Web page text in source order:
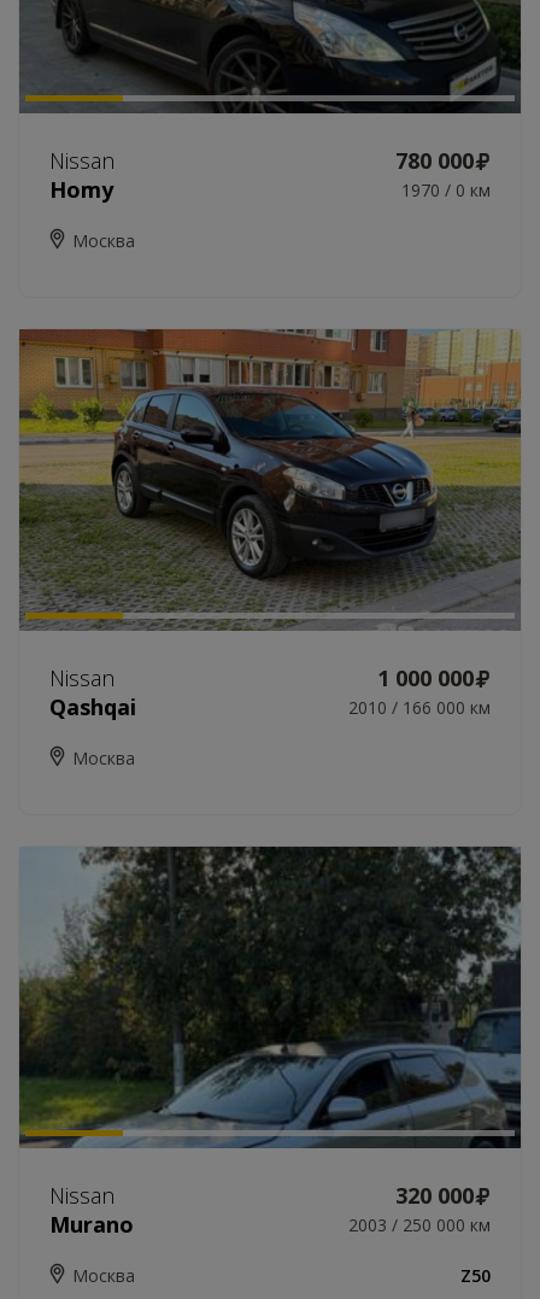
Nissan
780 000
Homy
1970 / 0 км
Москва
Nissan
1 000 000
Qashqai
2010 / 166 000 км
Москва
Nissan
320 000
Murano
2003 / 250 000 км
Москва Z50